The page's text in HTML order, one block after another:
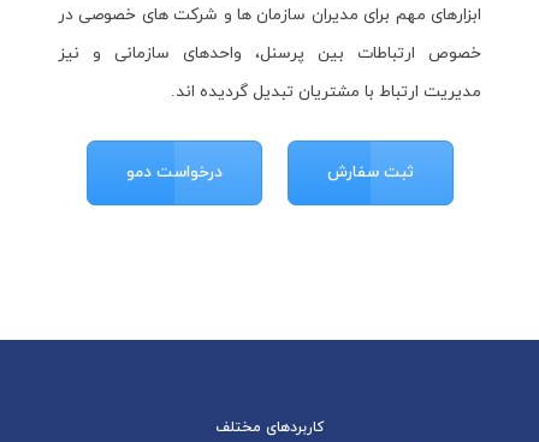
ابزارهای مهم برای مدیران سازمان ها و شرکت های خصوصی در
خصوص ارتباطات بین پرسنل، واحدهای سازمانی و نیز
مدیریت ارتباط با مشتریان تبدیل گردیده اند.
ثبت سفارش درخواست دمو
کاربردهای مختلف